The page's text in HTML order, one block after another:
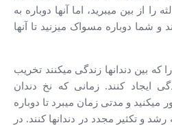
را از بین میبرید، اما آنها دوباره به
و شما دوباره مسواک میزنید تا آنها
که بین دندانها زندگی میکنند تخریب
ایجاد کنند. زمانی که نخ دندان
میکنید و مدتی زمان میبرد تا دوباره
و تکثیر مجدد در دندانها کنند. در